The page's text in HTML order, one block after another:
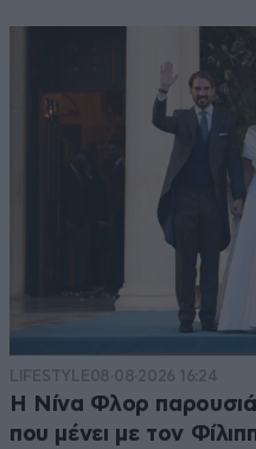
LIFESTYLE08·08·2026 16:24
Η Νίνα Φλορ
που μένει με τον